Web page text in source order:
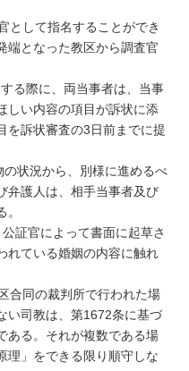
して指名することができ
端となった教区から調査官
る際に、両当事者は、当事
しい内容の項目が訴状に添
を訴状審査の3日前までに提
状況から、別様に進めるべ
弁護人は、相手当事者及び
証官によって書面に起草さ
れている婚姻の内容に触れ
合同の裁判所で行われた場
い司教は、第1672条に基づ
ある。それが複数である場
理」をできる限り順守しな